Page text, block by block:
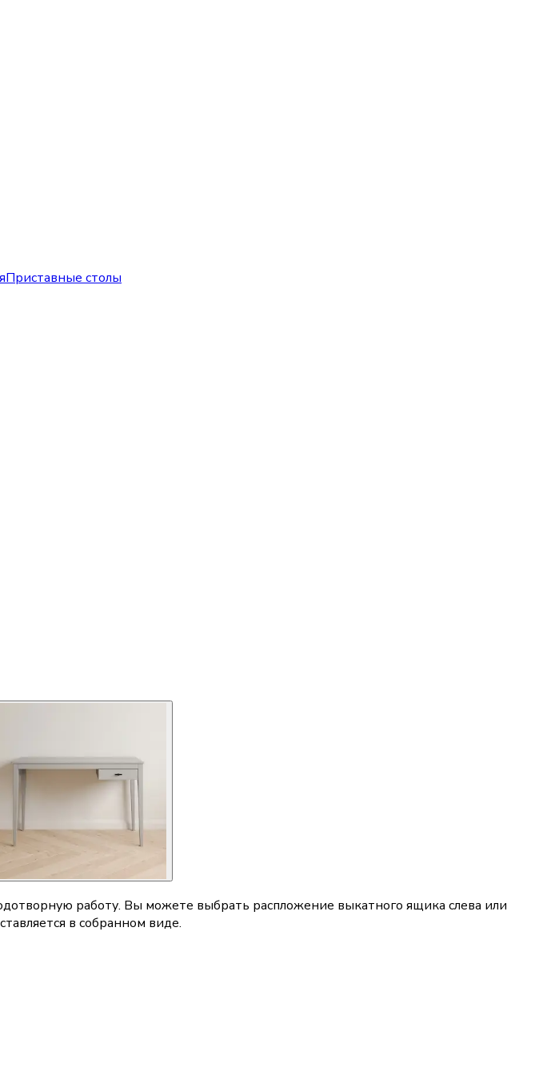
Приставные столы
работу. Вы можете выбрать распложение выкатного ящика слева или
в собранном виде.